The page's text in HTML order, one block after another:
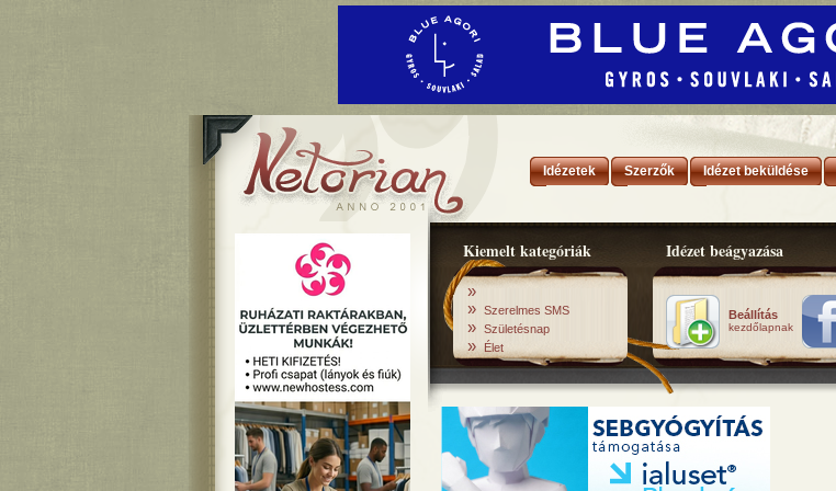
Idézetek Szerzők Idézet beküldése
Kiemelt kategóriák
»
» Szerelmes SMS
» Születésnap
» Élet
Idézet beágyazása
Beállítás
kezdőlapnak